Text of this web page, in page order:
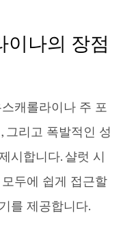
이나의 장점
캐롤라이나 주 포
그리고 폭발적인 성
시합니다. 샬럿 시
두에 쉽게 접근할
를 제공합니다.